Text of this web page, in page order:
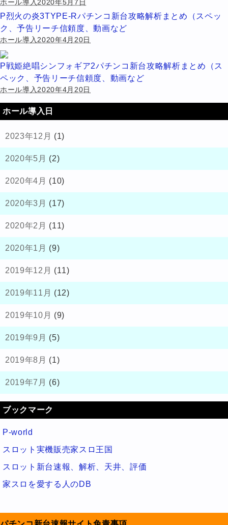
ホール導入2020年5月7日
P烈火の炎3TYPE-Rパチンコ新台攻略解析まとめ（スペッ
ク、予告リーチ信頼度、動画など
ホール導入2020年4月20日
P戦姫絶唱シンフォギア2パチンコ新台攻略解析まとめ（ス
ペック、予告リーチ信頼度、動画など
ホール導入2020年4月20日
ホール導入日
2023年12月 (1)
2020年5月 (2)
2020年4月 (10)
2020年3月 (17)
2020年2月 (11)
2020年1月 (9)
2019年12月 (11)
2019年11月 (12)
2019年10月 (9)
2019年9月 (5)
2019年8月 (1)
2019年7月 (6)
ブックマーク
P-world
スロット実機販売家スロ王国
スロット新台速報、解析、天井、評価
家スロを愛する人のDB